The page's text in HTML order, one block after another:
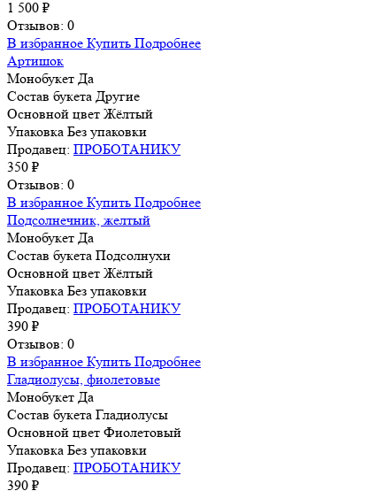
1 500 ₽
Отзывов: 0
В избранное Купить Подробнее
Артишок
Монобукет Да
Состав букета Другие
Основной цвет Жёлтый
Упаковка Без упаковки
Продавец: ПРОБОТАНИКУ
350 ₽
Отзывов: 0
В избранное Купить Подробнее
Подсолнечник, желтый
Монобукет Да
Состав букета Подсолнухи
Основной цвет Жёлтый
Упаковка Без упаковки
Продавец: ПРОБОТАНИКУ
390 ₽
Отзывов: 0
В избранное Купить Подробнее
Гладиолусы, фиолетовые
Монобукет Да
Состав букета Гладиолусы
Основной цвет Фиолетовый
Упаковка Без упаковки
Продавец: ПРОБОТАНИКУ
390 ₽